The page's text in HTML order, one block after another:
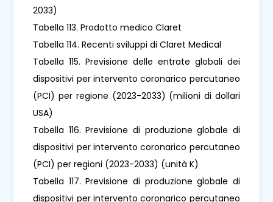
2033)
Tabella 113. Prodotto medico Claret
Tabella 114. Recenti sviluppi di Claret Medical
Tabella 115. Previsione delle entrate globali dei
dispositivi per intervento coronarico percutaneo
(PCI) per regione (2023-2033) (milioni di dollari
USA)
Tabella 116. Previsione di produzione globale di
dispositivi per intervento coronarico percutaneo
(PCI) per regioni (2023-2033) (unità K)
Tabella 117. Previsione di produzione globale di
dispositivi per intervento coronarico percutaneo